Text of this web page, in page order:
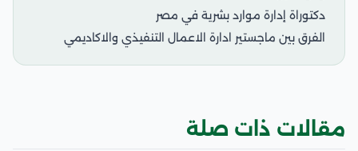
دكتوراة إدارة موارد بشرية في مصر
الفرق بين ماجستير ادارة الاعمال التنفيذي والاكاديمي
مقالات ذات صلة